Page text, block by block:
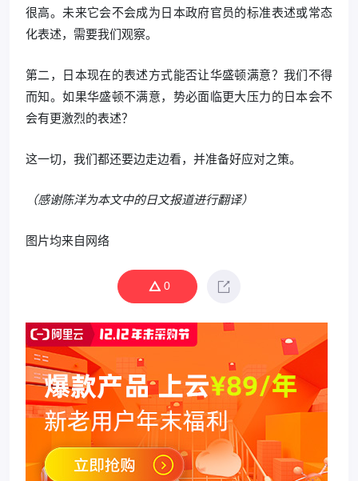
很高。未来它会不会成为日本政府官员的标准表述或常态
化表述，需要我们观察。
第二，日本现在的表述方式能否让华盛顿满意？我们不得
而知。如果华盛顿不满意，势必面临更大压力的日本会不
会有更激烈的表述？
这一切，我们都还要边走边看，并准备好应对之策。
（感谢陈洋为本文中的日文报道进行翻译）
图片均来自网络
0